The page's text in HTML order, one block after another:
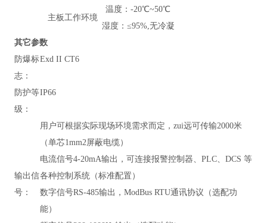
主板工作环境
温度：-20℃~50℃
湿度：≤95%,无冷凝
其它参数
防爆标
志：
Exd II CT6
防护等
级：
IP66
输出信
号：
用户可根据实际现场环境需求而定，zui远可传输2000米
（单芯1mm2屏蔽电缆）
电流信号4-20mA输出，可连接报警控制器、PLC、DCS 等
各种控制系统（标准配置）
数字信号RS-485输出， ModBus RTU通讯协议 （选配功
能）